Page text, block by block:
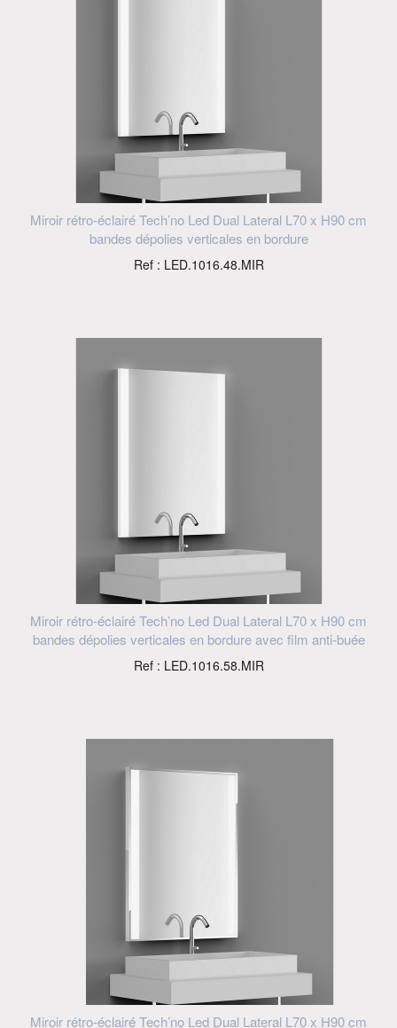
Miroir rétro-éclairé Tech’no Led Dual Lateral L70 x H90 cm
bandes dépolies verticales en bordure
Ref : LED.1016.48.MIR
Miroir rétro-éclairé Tech’no Led Dual Lateral L70 x H90 cm
bandes dépolies verticales en bordure avec film anti-buée
Ref : LED.1016.58.MIR
Miroir rétro-éclairé Tech’no Led Dual Lateral L70 x H90 cm